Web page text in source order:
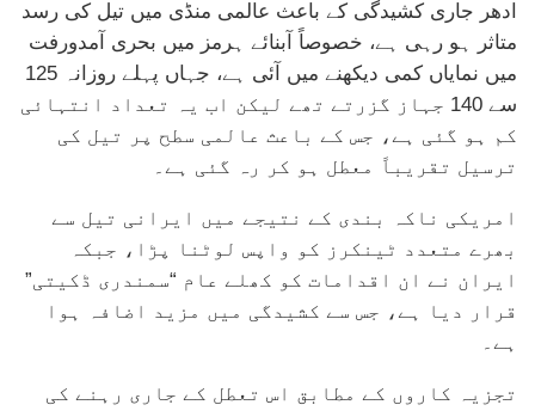
ادھر جاری کشیدگی کے باعث عالمی منڈی میں تیل کی رسد
متاثر ہو رہی ہے، خصوصاً آبنائے ہرمز میں بحری آمدورفت
میں نمایاں کمی دیکھنے میں آئی ہے، جہاں پہلے روزانہ 125
سے 140 جہاز گزرتے تھے لیکن اب یہ تعداد انتہائی
کم ہو گئی ہے، جس کے باعث عالمی سطح پر تیل کی
ترسیل تقریباً معطل ہو کر رہ گئی ہے۔
امریکی ناکہ بندی کے نتیجے میں ایرانی تیل سے
بھرے متعدد ٹینکرز کو واپس لوٹنا پڑا، جبکہ
ایران نے ان اقدامات کو کھلے عام “سمندری ڈکیتی”
قرار دیا ہے، جس سے کشیدگی میں مزید اضافہ ہوا
ہے۔
تجزیہ کاروں کے مطابق اس تعطل کے جاری رہنے کی